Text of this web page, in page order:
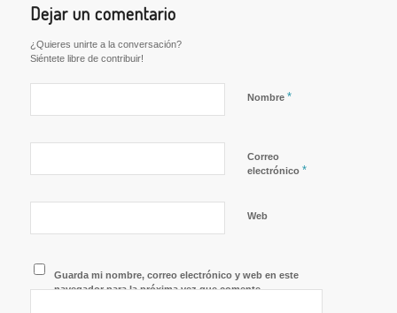
Dejar un comentario
¿Quieres unirte a la conversación?
Siéntete libre de contribuir!
Nombre *
Correo
electrónico *
Web
Guarda mi nombre, correo electrónico y web en este
navegador para la próxima vez que comente.